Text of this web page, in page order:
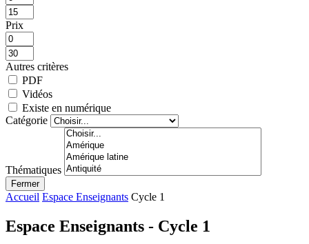
Prix
Autres critères
PDF
Vidéos
Existe en numérique
Catégorie
Thématiques
Fermer
Accueil Espace Enseignants Cycle 1
Espace Enseignants - Cycle 1